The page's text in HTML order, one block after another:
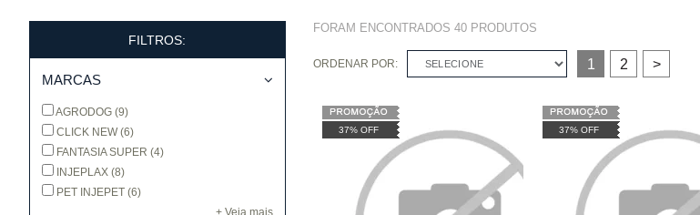
FILTROS:
MARCAS
AGRODOG (9)
CLICK NEW (6)
FANTASIA SUPER (4)
INJEPLAX (8)
PET INJEPET (6)
+ Veja mais
FORAM ENCONTRADOS 40PRODUTOS
ORDENAR POR: SELECIONE 1 2 >
37% OFF 37% OFF